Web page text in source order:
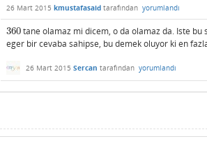
26 Mart 2015 kmustafasaid tarafından yorumlandı
360
360tane olamaz mi dicem, o da olamaz da. Iste
eger bir cevaba sahipse, bu demek oluyor ki en
26 Mart 2015 Sercan tarafından yorumlandı